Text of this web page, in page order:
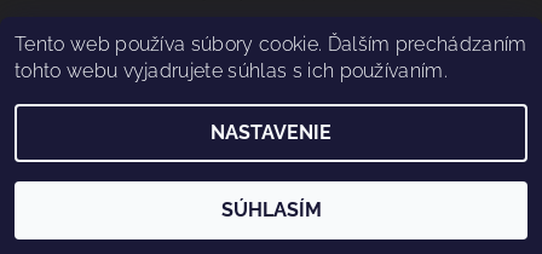
Vytvoril Shoptet
Tento web používa súbory cookie. Ďalším prechádzaním
tohto webu vyjadrujete súhlas s ich používaním.
NASTAVENIE
SÚHLASÍM